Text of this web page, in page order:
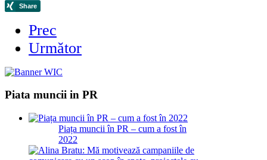
Prec
Următor
Piata muncii in PR
Piața muncii în PR – cum a fost în
2022